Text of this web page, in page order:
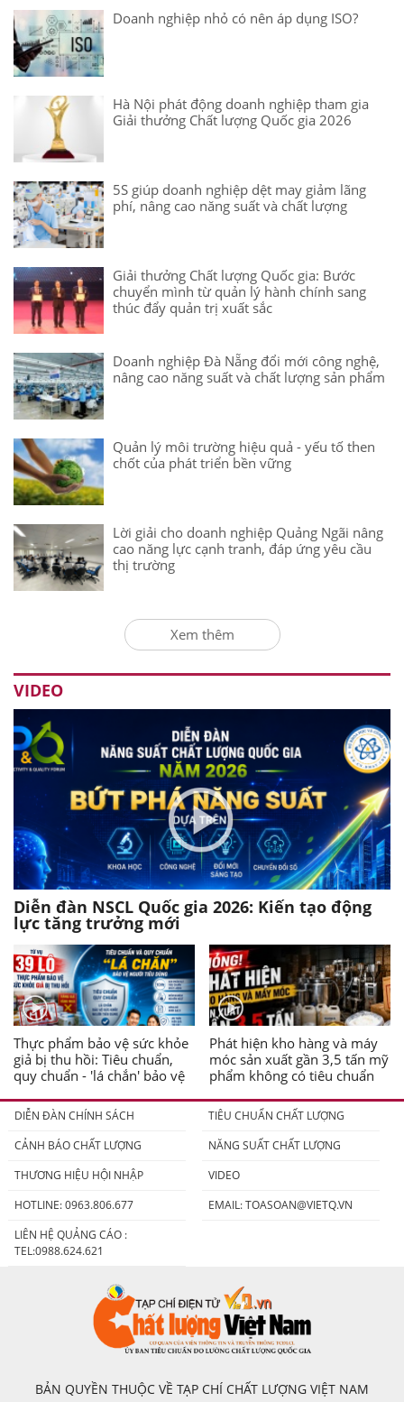
Doanh nghiệp nhỏ có nên áp dụng ISO?
Hà Nội phát động doanh nghiệp tham gia
Giải thưởng Chất lượng Quốc gia 2026
5S giúp doanh nghiệp dệt may giảm lãng
phí, nâng cao năng suất và chất lượng
Giải thưởng Chất lượng Quốc gia: Bước
chuyển mình từ quản lý hành chính sang
thúc đẩy quản trị xuất sắc
Doanh nghiệp Đà Nẵng đổi mới công nghệ,
nâng cao năng suất và chất lượng sản phẩm
Quản lý môi trường hiệu quả - yếu tố then
chốt của phát triển bền vững
Lời giải cho doanh nghiệp Quảng Ngãi nâng
cao năng lực cạnh tranh, đáp ứng yêu cầu
thị trường
Xem thêm
VIDEO
Diễn đàn NSCL Quốc gia 2026: Kiến tạo động
lực tăng trưởng mới
Thực phẩm bảo vệ sức khỏe
giả bị thu hồi: Tiêu chuẩn,
quy chuẩn - 'lá chắn' bảo vệ
Phát hiện kho hàng và máy
móc sản xuất gần 3,5 tấn mỹ
phẩm không có tiêu chuẩn
DIỄN ĐÀN CHÍNH SÁCH
TIÊU CHUẨN CHẤT LƯỢNG
CẢNH BÁO CHẤT LƯỢNG
NĂNG SUẤT CHẤT LƯỢNG
THƯƠNG HIỆU HỘI NHẬP
VIDEO
HOTLINE: 0963.806.677
EMAIL:TOASOAN@VIETQ.VN
LIÊN HỆ QUẢNG CÁO :
TEL:0988.624.621
BẢN QUYỀN THUỘC VỀ TẠP CHÍ CHẤT LƯỢNG VIỆT NAM